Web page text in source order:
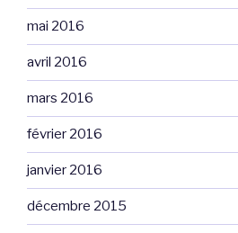
mai 2016
avril 2016
mars 2016
février 2016
janvier 2016
décembre 2015